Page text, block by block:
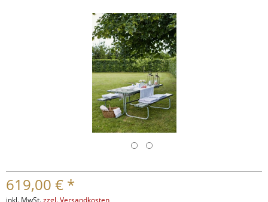
619,00 € *
inkl. MwSt.zzgl. Versandkosten